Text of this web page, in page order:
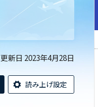
更新日 2023年4月28日
読み上げ設定